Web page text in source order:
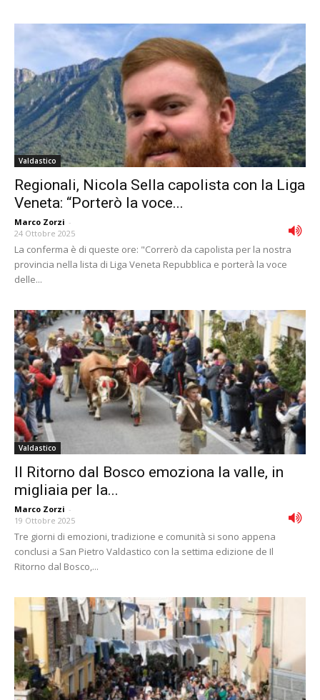
Valdastico
Regionali, Nicola Sella capolista con la Liga
Veneta: “Porterò la voce...
Marco Zorzi -
24 Ottobre 2025
La conferma è di queste ore: "Correrò da capolista per la nostra
provincia nella lista di Liga Veneta Repubblica e porterà la voce
delle...
Valdastico
Il Ritorno dal Bosco emoziona la valle, in
migliaia per la...
Marco Zorzi -
19 Ottobre 2025
Tre giorni di emozioni, tradizione e comunità si sono appena
conclusi a San Pietro Valdastico con la settima edizione de Il
Ritorno dal Bosco,...